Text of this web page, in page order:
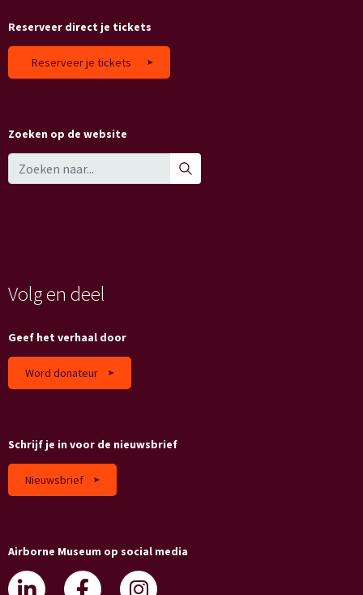
Reserveer direct je tickets
Reserveer je tickets
Zoeken op de website
Volg en deel
Geef het verhaal door
Word donateur
Schrijf je in voor de nieuwsbrief
Nieuwsbrief
Airborne Museum op social media